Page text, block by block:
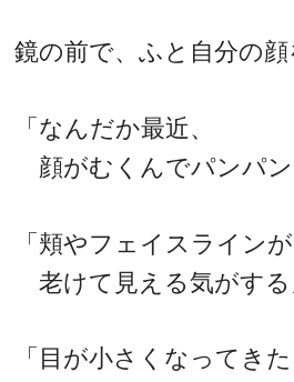
鏡の前で、ふと自分の顔
「なんだか最近、
顔がむくんでパンパン
「頬やフェイスライン
老けて見える気がする
「目が小さくなってきた